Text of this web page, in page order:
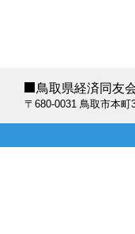
鳥取県経済同友
〒680-0031 鳥取市本